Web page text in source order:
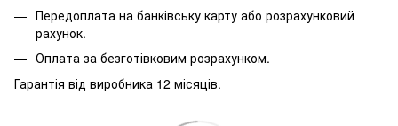
Передоплата на банківську карту або розрахунковий
рахунок.
Оплата за безготівковим розрахунком.
Гарантія від виробника 12 місяців.